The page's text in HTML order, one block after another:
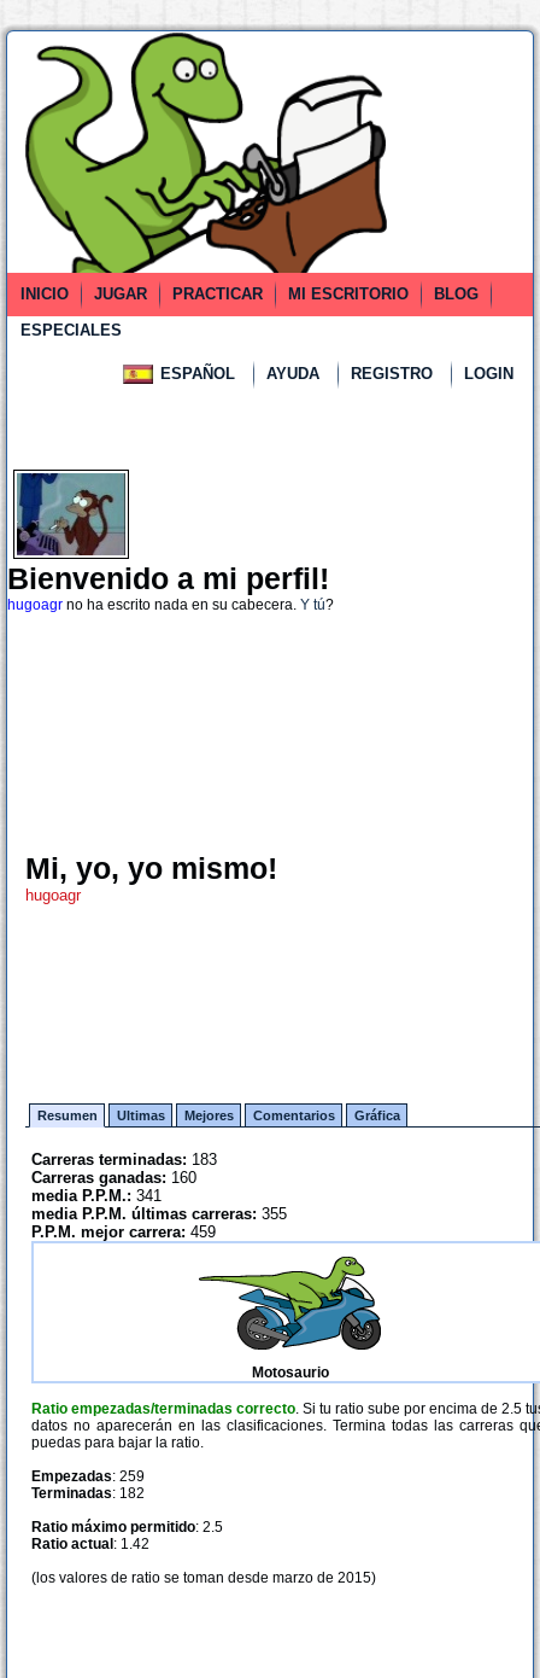
INICIO JUGAR PRACTICAR MI ESCRITORIO
BLOG
ESPECIALES
ESPAÑOL AYUDA REGISTRO LOGIN
Bienvenido a mi perfil!
hugoagr no ha escrito nada en su cabecera. Y tú?
Mi, yo, yo mismo!
hugoagr
Resumen Ultimas Mejores Comentarios Gráfica
Carreras terminadas: 183
Carreras ganadas: 160
media P.P.M.: 341
media P.P.M. últimas carreras: 355
P.P.M. mejor carrera: 459
Motosaurio
Ratio empezadas/terminadas correcto. Si tu ratio sube por encima de 2.5
datos no aparecerán en las clasificaciones. Termina todas las carreras
puedas para bajar la ratio.
Empezadas: 259
Terminadas: 182
Ratio máximo permitido: 2.5
Ratio actual : 1.42
(los valores de ratio se toman desde marzo de 2015)